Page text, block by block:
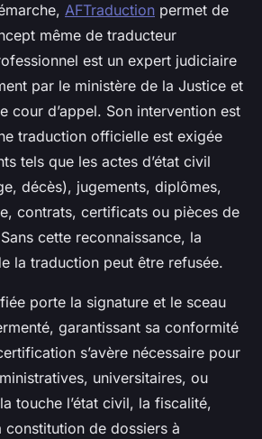
AFTraduction permet de
même de traducteur
est un expert judiciaire
par le ministère de la Justice et
cour d’appel. Son intervention est
traduction officielle est exigée
tels que les actes d’état civil
décès), jugements, diplômes,
contrats, certificats ou pièces de
cette reconnaissance, la
la traduction peut être refusée.
porte la signature et le sceau
garantissant sa conformité
s’avère nécessaire pour
universitaires, ou
touche l’état civil, la fiscalité,
constitution de dossiers à